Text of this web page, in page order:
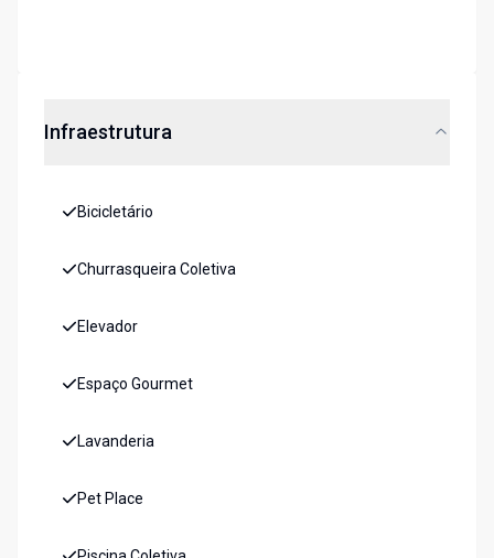
Infraestrutura
Bicicletário
Churrasqueira Coletiva
Elevador
Espaço Gourmet
Lavanderia
Pet Place